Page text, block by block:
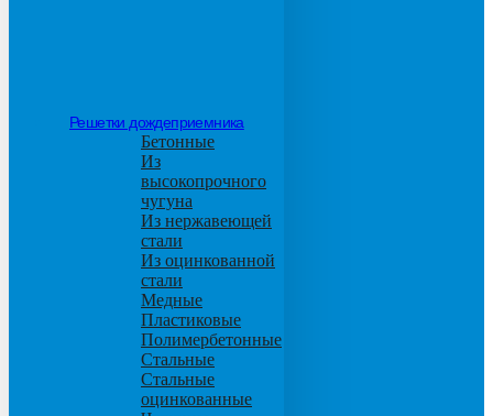
Решетки дождеприемника
Бетонные
Из
высокопрочного
чугуна
Из нержавеющей
стали
Из оцинкованной
стали
Медные
Пластиковые
Полимербетонные
Стальные
Стальные
оцинкованные